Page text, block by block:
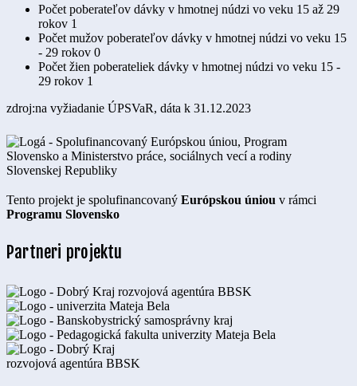
Počet poberateľov dávky v hmotnej núdzi vo veku 15 až 29
rokov 1
Počet mužov poberateľov dávky v hmotnej núdzi vo veku 15
- 29 rokov 0
Počet žien poberateliek dávky v hmotnej núdzi vo veku 15 -
29 rokov 1
zdroj:na vyžiadanie ÚPSVaR, dáta k 31.12.2023
Tento projekt je spolufinancovaný Európskou úniou v rámci
Programu Slovensko
Partneri projektu